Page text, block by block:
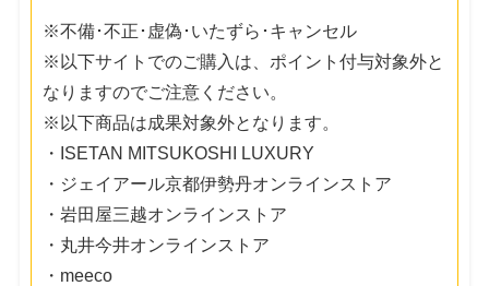
※不備･不正･虚偽･いたずら･キャンセル
※以下サイトでのご購入は、ポイント付与対象外と
なりますのでご注意ください。
※以下商品は成果対象外となります。
・ISETAN MITSUKOSHI LUXURY
・ジェイアール京都伊勢丹オンラインストア
・岩田屋三越オンラインストア
・丸井今井オンラインストア
・meeco